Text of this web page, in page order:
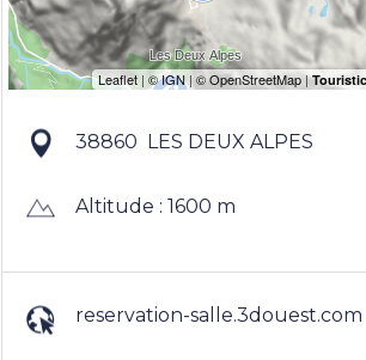
38860 LES DEUX ALPES
Altitude : 1600 m
reservation-salle.3douest.com